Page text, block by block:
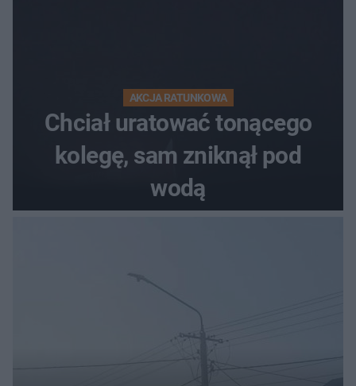
AKCJA RATUNKOWA
Chciał uratować tonącego
kolegę, sam zniknął pod
wodą